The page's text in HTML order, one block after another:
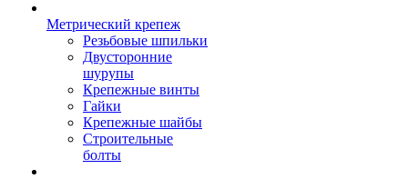
Метрический крепеж
Резьбовые шпильки
Двусторонние
шурупы
Крепежные винты
Гайки
Крепежные шайбы
Строительные
болты